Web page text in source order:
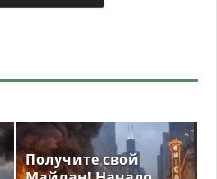
Получите свой